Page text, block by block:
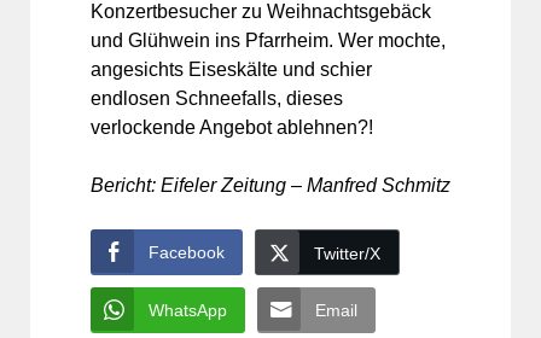
Konzertbesucher zu Weihnachtsgebäck
und Glühwein ins Pfarrheim. Wer mochte,
angesichts Eiseskälte und schier
endlosen Schneefalls, dieses
verlockende Angebot ablehnen?!
Bericht: Eifeler Zeitung – Manfred Schmitz
Facebook Twitter/X
WhatsApp Email